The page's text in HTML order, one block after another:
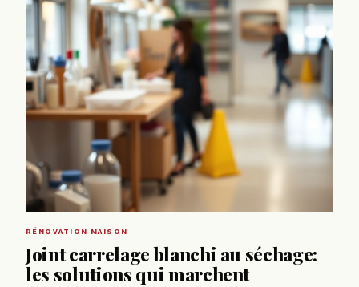
RÉNOVATION MAISON
Joint carrelage blanchi au séchage:
les solutions qui marchent